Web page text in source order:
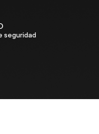
seguridad